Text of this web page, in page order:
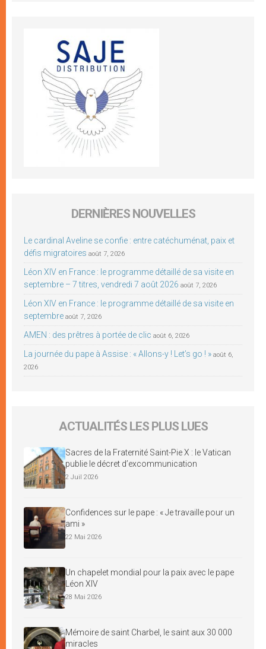
DERNIÈRES NOUVELLES
Le cardinal Aveline se confie : entre catéchuménat, paix et
défis migratoires août 7, 2026
Léon XIV en France : le programme détaillé de sa visite en
septembre – 7 titres, vendredi 7 août 2026 août 7, 2026
Léon XIV en France : le programme détaillé de sa visite en
septembre août 7, 2026
AMEN : des prêtres à portée de clic août 6, 2026
La journée du pape à Assise : « Allons-y ! Let’s go ! » août 6,
2026
ACTUALITÉS LES PLUS LUES
Sacres de la Fraternité Saint-Pie X : le Vatican
publie le décret d’excommunication
2 Juil 2026
Confidences sur le pape : « Je travaille pour un
ami »
22 Mai 2026
Un chapelet mondial pour la paix avec le pape
Léon XIV
28 Mai 2026
Mémoire de saint Charbel, le saint aux 30 000
miracles